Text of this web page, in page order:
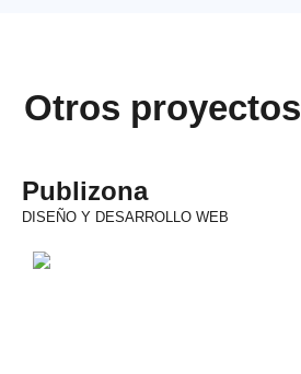
Otros proyectos
Publizona
DISEÑO Y DESARROLLO WEB